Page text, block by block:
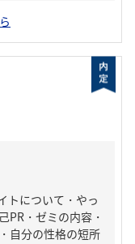
トについて・やっ
PR・ゼミの内容・
自分の性格の短所